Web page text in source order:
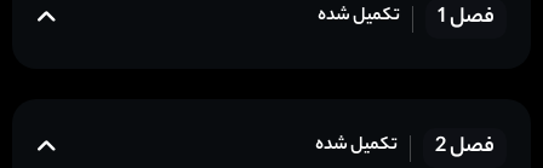
فصل 1 تکمیل شده
فصل 2 تکمیل شده